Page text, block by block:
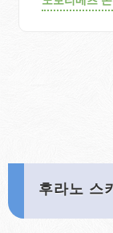
후라노 스